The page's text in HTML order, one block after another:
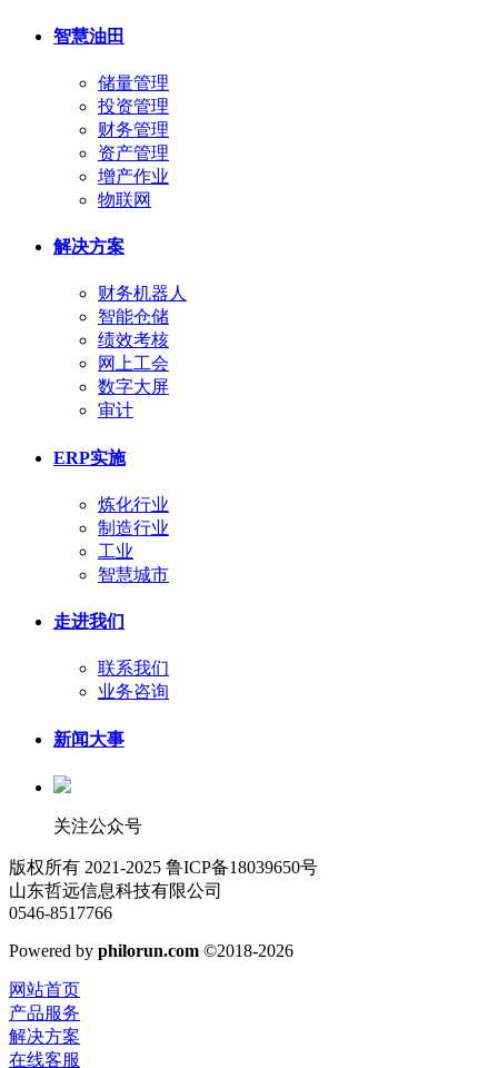
智慧油田
储量管理
投资管理
财务管理
资产管理
增产作业
物联网
解决方案
财务机器人
智能仓储
绩效考核
网上工会
数字大屏
审计
ERP实施
炼化行业
制造行业
工业
智慧城市
走进我们
联系我们
业务咨询
新闻大事
关注公众号
版权所有 2021-2025 鲁ICP备18039650号
山东哲远信息科技有限公司
0546-8517766
Powered by philorun.com ©2018-2026
网站首页
产品服务
解决方案
在线客服